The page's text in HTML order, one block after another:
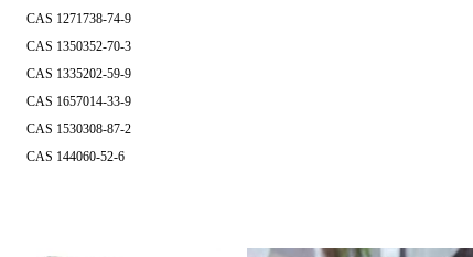
CAS 1271738-74-9
CAS 1350352-70-3
CAS 1335202-59-9
CAS 1657014-33-9
CAS 1530308-87-2
CAS 144060-52-6